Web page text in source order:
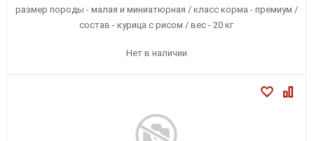
размер породы - малая и миниатюрная / класс корма - премиум /
состав - курица с рисом / вес - 20 кг
Нет в наличии